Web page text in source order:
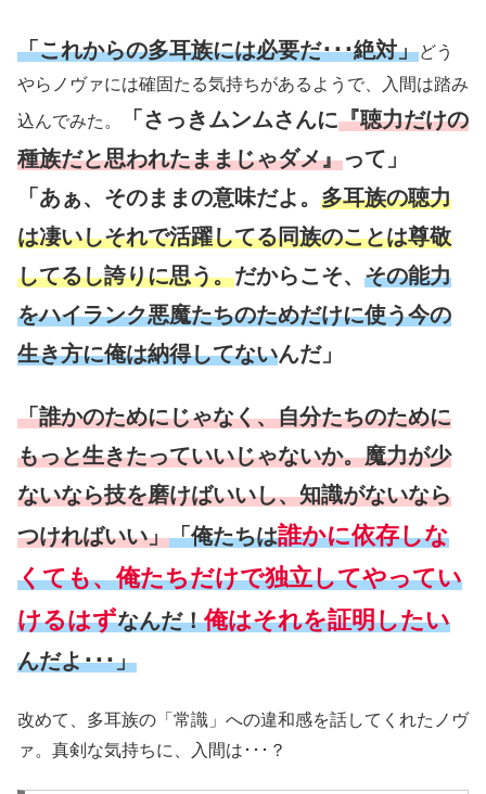
「これからの多耳族には必要だ･･･絶対」どう
やらノヴァには確固たる気持ちがあるようで、入間は踏み
込んでみた。
「さっきムンムさんに『聴力だけの
種族だと思われたままじゃダメ』って」
「あぁ、そのままの意味だよ。 多耳族の聴力
は凄いしそれで活躍してる同族のことは尊敬
してるし誇りに思う。だからこそ、 その能力
をハイランク悪魔たちのためだけに使う今の
生き方に俺は納得してないんだ」
「誰かのためにじゃなく、自分たちのために
もっと生きたっていいじゃないか。魔力が少
ないなら技を磨けばいいし、知識がないなら
つければいい」「俺たちは誰かに依存しな
くても、俺たちだけで独立してやってい
けるはずなんだ！俺はそれを証明したい
んだよ･･･」
改めて、多耳族の「常識」への違和感を話してくれたノヴ
ァ。真剣な気持ちに、入間は･･･？